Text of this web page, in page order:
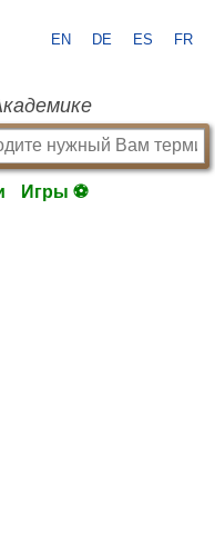
EN DE ES FR
Игры ⚽